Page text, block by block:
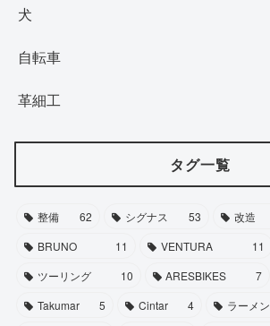
犬
自転車
革細工
タグ一覧
整備 62 シグナス 53 改造
BRUNO
11 VENTURA 11
ツーリング
10 ARESBIKES 7
Takumar
5 Cintar 4 ラーメン